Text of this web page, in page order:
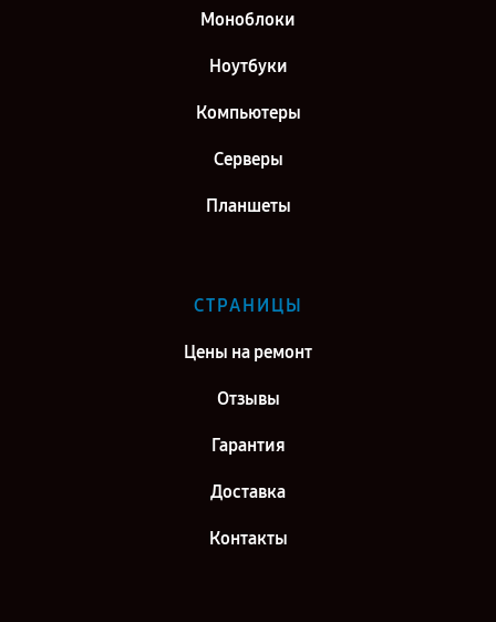
Моноблоки
Ноутбуки
Компьютеры
Серверы
Планшеты
СТРАНИЦЫ
Цены на ремонт
Отзывы
Гарантия
Доставка
Контакты